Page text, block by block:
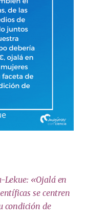
Lekue: «Ojalá en
se centren
condición de